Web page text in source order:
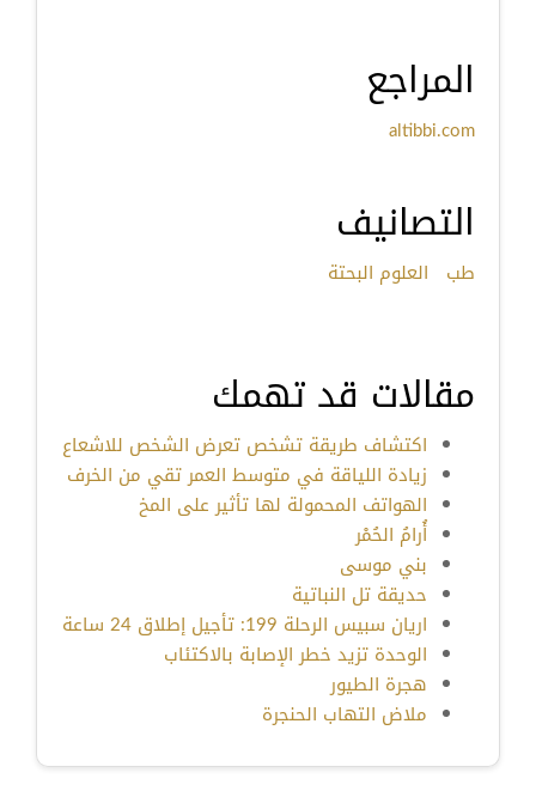
المراجع
altibbi.com
التصانيف
طب العلوم البحتة
مقالات قد تهمك
اكتشاف طريقة تشخص تعرض الشخص للاشعاع
زيادة اللياقة في متوسط العمر تقي من الخرف
الهواتف المحمولة لها تأثير على المخ
أُرامُ الحُمْر
بني موسى
حديقة تل النباتية
اريان سبيس الرحلة 199: تأجيل إطلاق 24 ساعة
الوحدة تزيد خطر الإصابة بالاكتئاب
هجرة الطيور
ملاض التهاب الحنجرة